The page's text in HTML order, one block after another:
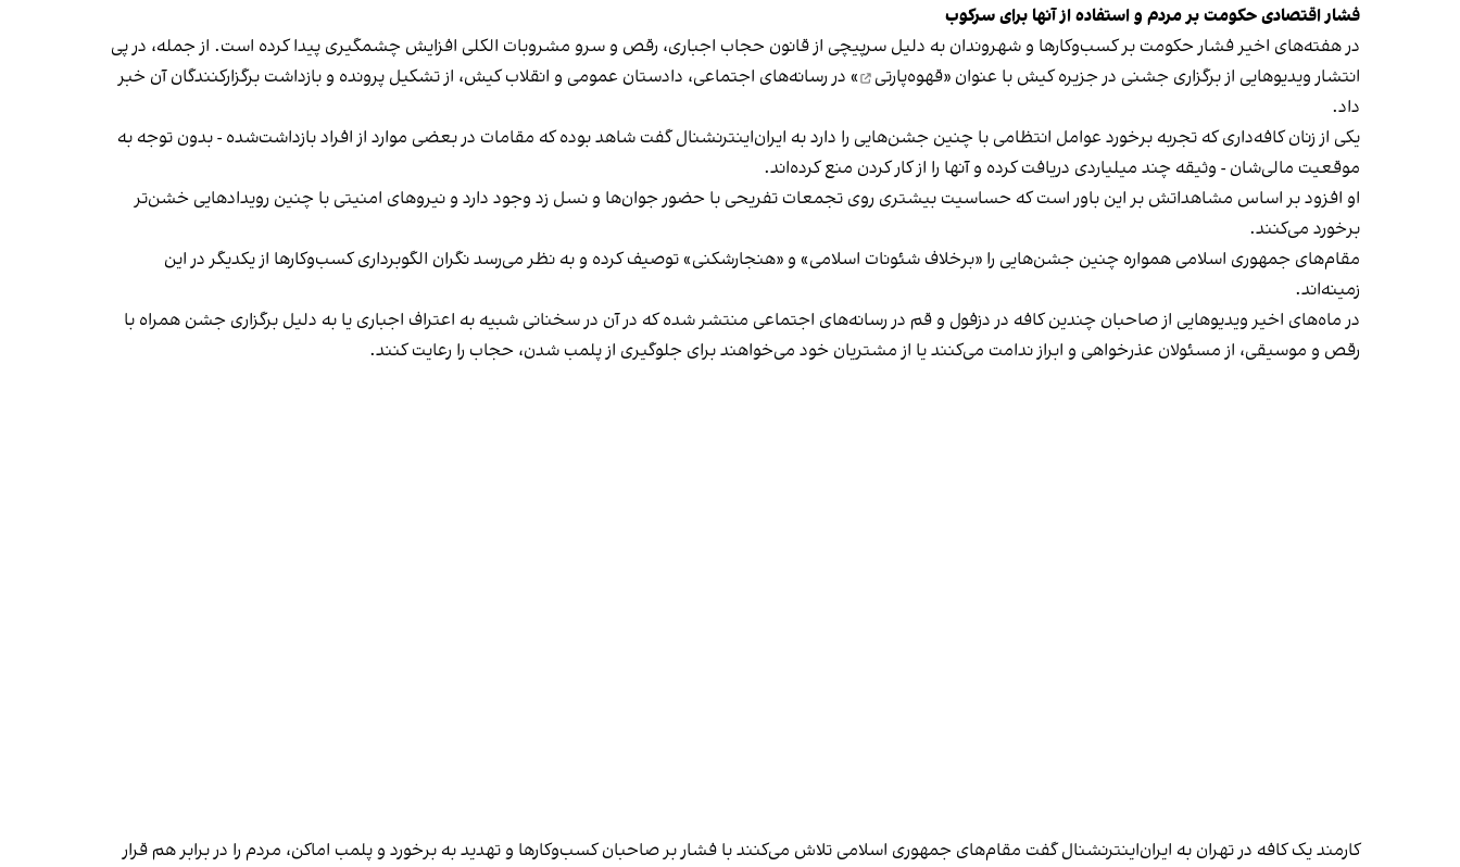
فشار اقتصادی حکومت بر مردم و استفاده از آنها برای سرکوب
در هفته‌های اخیر فشار حکومت بر کسب‌وکارها و شهروندان به دلیل سرپیچی از قانون حجاب اجباری، رقص و سرو مشروبات الکلی افزایش چشمگیری پیدا کرده است. از جمله، در پی
انتشار ویدیوهایی از برگزاری جشنی در جزیره کیش با عنوان «قهوه‌پارتی
» در رسانه‌های اجتماعی، دادستان عمومی و انقلاب کیش، از تشکیل پرونده و بازداشت برگزارکنندگان آن خبر
داد.
یکی از زنان کافه‌داری که تجربه برخورد عوامل انتظامی با چنین جشن‌هایی را دارد به ایران‌اینترنشنال گفت شاهد بوده که مقامات در بعضی موارد از افراد بازداشت‌‌شده - بدون توجه به
موقعیت مالی‌شان - وثیقه چند میلیاردی دریافت کرده و آنها را از کار کردن منع کرده‌اند.
او افزود بر اساس مشاهداتش بر این باور است که حساسیت بیشتری روی تجمعات تفریحی با حضور جوان‌ها و نسل زد وجود دارد و نیروهای امنیتی با چنین رویدادهایی خشن‌تر
برخورد می‌کنند.
مقام‌های جمهوری اسلامی همواره چنین جشن‌هایی را «برخلاف شئونات اسلامی» و «هنجارشکنی» توصیف کرده و به نظر می‌رسد نگران الگوبرداری کسب‌وکارها از یکدیگر در این
زمینه‌اند.
در ماه‌های اخیر ویدیوهایی از صاحبان چندین کافه در دزفول و قم در رسانه‌های اجتماعی منتشر شده که در آن در سخنانی شبیه به اعتراف اجباری یا به دلیل برگزاری جشن همراه با
رقص و موسیقی، از مسئولان عذرخواهی و ابراز ندامت می‌کنند یا از مشتریان خود می‌خواهند برای جلوگیری از پلمب شدن، حجاب را رعایت کنند.
کارمند یک کافه در تهران به ایران‌اینترنشنال گفت مقام‌های جمهوری اسلامی تلاش می‌کنند با فشار بر صاحبان کسب‌وکارها و تهدید به برخورد و پلمب اماکن، مردم را در برابر هم قرار